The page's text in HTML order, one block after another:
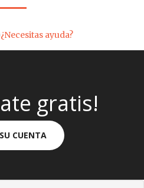
¿Necesitas ayuda?
gratis!
CUENTA